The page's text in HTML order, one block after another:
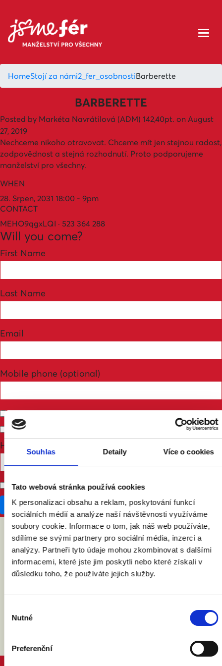
Souhlas Detaily Více o cookies
Tato webová stránka používá cookies
K personalizaci obsahu a reklam, poskytování funkcí
sociálních médií a analýze naší návštěvnosti využíváme
soubory cookie. Informace o tom, jak náš web používáte,
sdílíme se svými partnery pro sociální média, inzerci a
analýzy. Partneři tyto údaje mohou zkombinovat s dalšími
informacemi, které jste jim poskytli nebo které získali v
důsledku toho, že používáte jejich služby.
souhlasu
Nutné
Preferenční
HomeStojí za námi2_fer_osobnostiBarberette
BARBERETTE
Posted by Markéta Navrátilová (ADM) 142,40pt. on August
27, 2019
Nechceme nikoho otravovat. Chceme mít jen stejnou radost,
zodpovědnost a stejná rozhodnutí. Proto podporujeme
manželství pro všechny.
WHEN
28. Srpen, 2031 18:00 - 9pm
CONTACT
MEHO9qgxLQI · 523 364 288
Will you come?
First Name
Last Name
Email
Mobile phone (optional)
Send me email updates
Send me text messages
How many other people are you bringing?
Don't publish my RSVP on the website
ABY VÁM O MANŽELSTVÍ NIC
NEUNIKLO